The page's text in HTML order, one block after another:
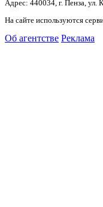
Адрес: 440034, г. Пенза,
На сайте используются
Об агентстве Реклама